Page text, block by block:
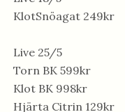
KlotSnöagat 249kr
Live 25/5
Torn BK 599kr
Klot BK 998kr
Hjärta Citrin 129kr